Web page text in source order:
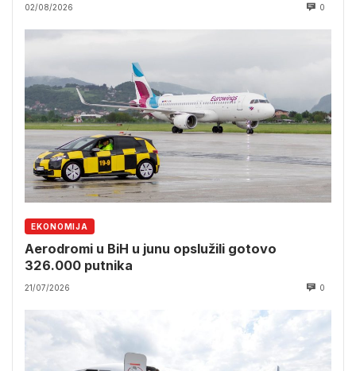
02/08/2026 0
EKONOMIJA
Aerodromi u BiH u junu opslužili gotovo
326.000 putnika
21/07/2026 0